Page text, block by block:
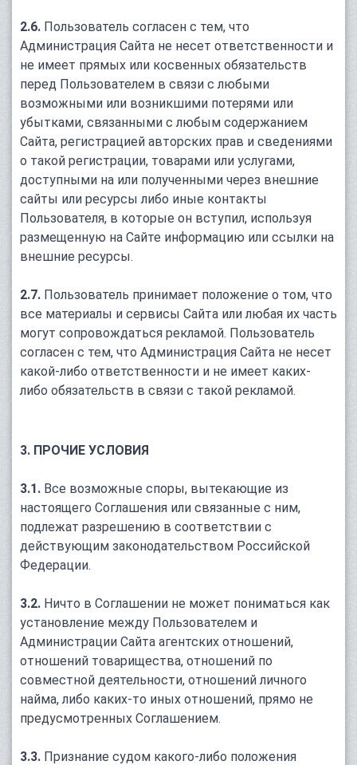
2.6. Пользователь согласен с тем, что
Администрация Сайта не несет ответственности и
не имеет прямых или косвенных обязательств
перед Пользователем в связи с любыми
возможными или возникшими потерями или
убытками, связанными с любым содержанием
Сайта, регистрацией авторских прав и сведениями
о такой регистрации, товарами или услугами,
доступными на или полученными через внешние
сайты или ресурсы либо иные контакты
Пользователя, в которые он вступил, используя
размещенную на Сайте информацию или ссылки на
внешние ресурсы.
2.7. Пользователь принимает положение о том, что
все материалы и сервисы Сайта или любая их часть
могут сопровождаться рекламой. Пользователь
согласен с тем, что Администрация Сайта не несет
какой-либо ответственности и не имеет каких-
либо обязательств в связи с такой рекламой.
3. ПРОЧИЕ УСЛОВИЯ
3.1. Все возможные споры, вытекающие из
настоящего Соглашения или связанные с ним,
подлежат разрешению в соответствии с
действующим законодательством Российской
Федерации.
3.2. Ничто в Соглашении не может пониматься как
установление между Пользователем и
Администрации Сайта агентских отношений,
отношений товарищества, отношений по
совместной деятельности, отношений личного
найма, либо каких-то иных отношений, прямо не
предусмотренных Соглашением.
3.3. Признание судом какого-либо положения